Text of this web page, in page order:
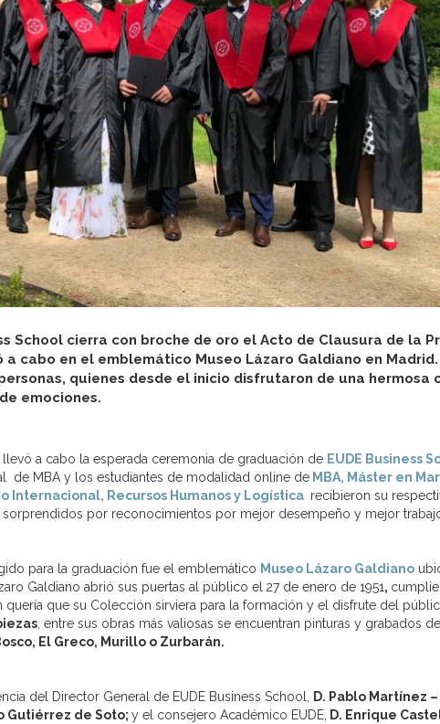
School cierra con broche de oro el Acto de Clausura de la
a cabo en el emblemático Museo Lázaro Galdiano en
quienes desde el inicio disfrutaron de una hermosa
emociones.
a cabo la esperada ceremonia de graduación de EUDE Business
de MBA y los estudiantes de modalidad online de MBA, Máster en
Internacional, Recursos Humanos y Logística recibieron su
por reconocimientos por mejor desempeño y mejor
para la graduación fue el emblemático Museo Lázaro Galdiano
Galdiano abrió sus puertas al público el 27 de enero de 1951,
quería que su Colección sirviera para la formación y el disfrute del
, entre sus obras más valiosas se encuentran pinturas y grabados de
El Greco, Murillo o Zurbarán.
del Director General de EUDE Business School, D. Pablo Martínez
Gutiérrez de Soto; y el consejero Académico EUDE, D. Enrique